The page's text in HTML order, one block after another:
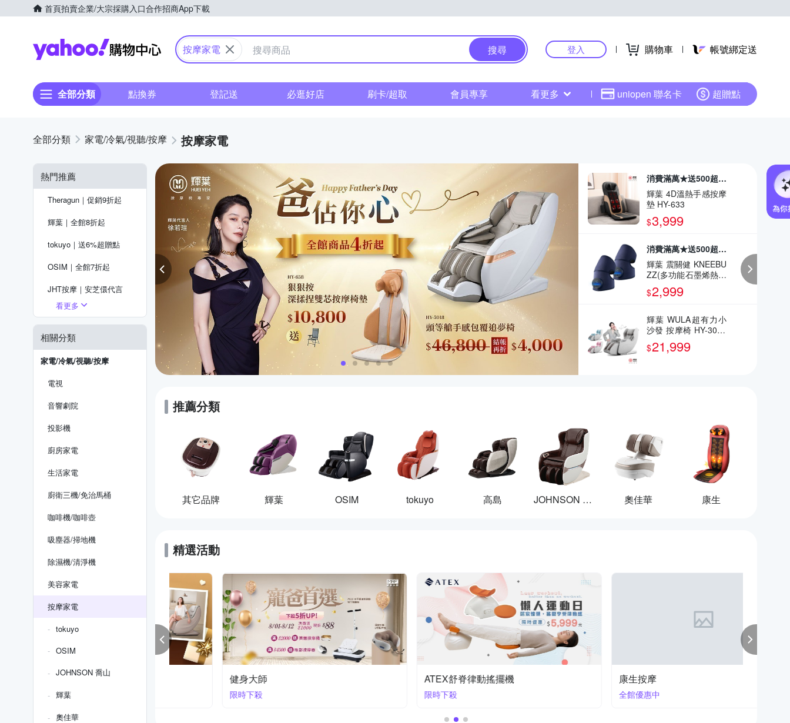
首頁拍賣企業/大宗採購入口合作招商App下載
Yahoo購物中心
按摩家電 搜尋 登入 購物車 帳號綁定送
全部分類 點換券 登記送 必逛好店 刷卡/超取 會員專享 看更多 uniopen 聯名卡 超贈點
家電/冷氣/視聽/按摩 按摩家電
熱門推薦
Theragun｜促銷9折起
輝葉｜全館8折起
tokuyo｜送6%超贈點
OSIM｜全館7折起
JHT按摩｜安芝儇代言
喬山｜超值優惠
健身大師｜下殺8折起
飛利浦｜送5%超贈點
看更多
相關分類
家電/冷氣/視聽/按摩
電視
音響劇院
投影機
廚房家電
生活家電
廚衛三機/免治馬桶
咖啡機/咖啡壺
吸塵器/掃地機
除濕機/清淨機
美容家電
按摩家電
tokuyo
OSIM
JOHNSON 喬山
輝葉
奧佳華
消費滿萬★送500超贈點
輝葉 4D溫熱手感按摩
墊 HY-633
$3,999
消費滿萬★送500超贈點
輝葉 震關健 KNEEBU
ZZ(多功能石墨烯熱感
按摩器) 2入 關節按摩
膝蓋按摩 HY-762
$2,999
輝葉 WULA超有力小
沙發 按摩椅 HY-3068
$21,999
推薦分類
其它品牌 輝葉 OSIM tokuyo 高島 JOHNSON 喬山 奧佳華 康生
精選活動
ATEX舒脊律動搖擺機 BEREST按摩家電
匠心日製 極致呵護